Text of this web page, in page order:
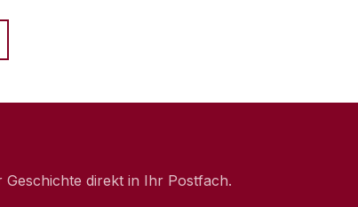
Geschichte direkt in Ihr Postfach.